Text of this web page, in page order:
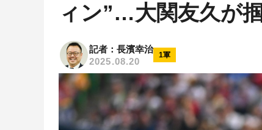
ィン”…大関友久が
記者：長濱幸治
2025.08.20
1軍